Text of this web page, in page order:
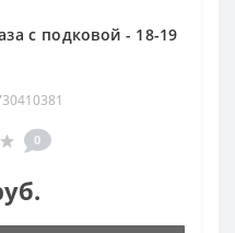
с подковой - 18-19
0